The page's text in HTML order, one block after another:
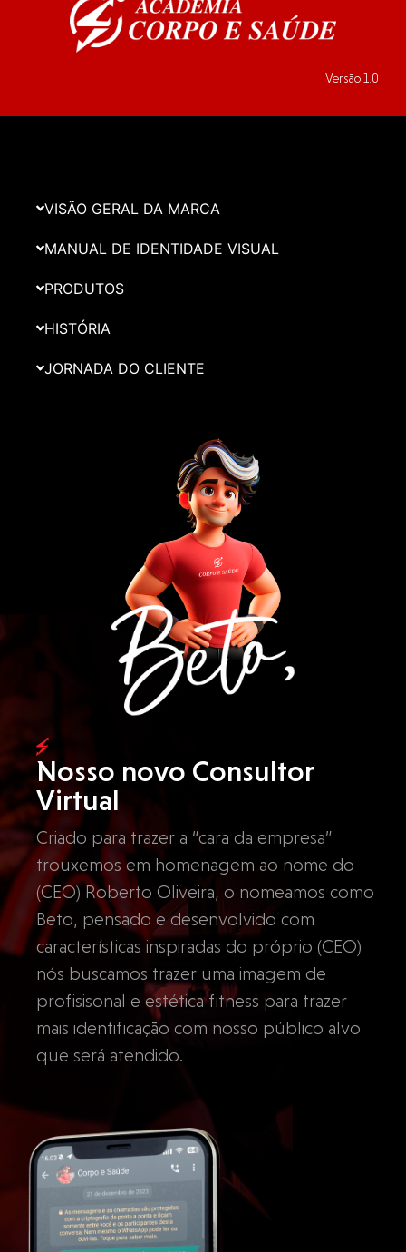
Versão 1.0
VISÃO GERAL DA MARCA
MANUAL DE IDENTIDADE VISUAL
PRODUTOS
HISTÓRIA
JORNADA DO CLIENTE
Nosso novo Consultor
Virtual
Criado para trazer a “cara da empresa”
trouxemos em homenagem ao nome do
(CEO) Roberto Oliveira, o nomeamos como
Beto, pensado e desenvolvido com
características inspiradas do próprio (CEO)
nós buscamos trazer uma imagem de
profisisonal e estética fitness para trazer
mais identificação com nosso público alvo
que será atendido.